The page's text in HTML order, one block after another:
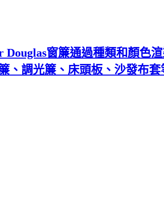
窗簾通過種類和顏色
、調光簾、床頭板、沙發布套